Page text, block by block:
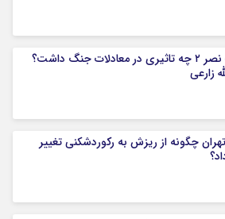
عملیات نصر ۲ چه تاثیری در معادلات جنگ داشت؟
زارعی
چگونه از ریزش به رکوردشکنی تغییر